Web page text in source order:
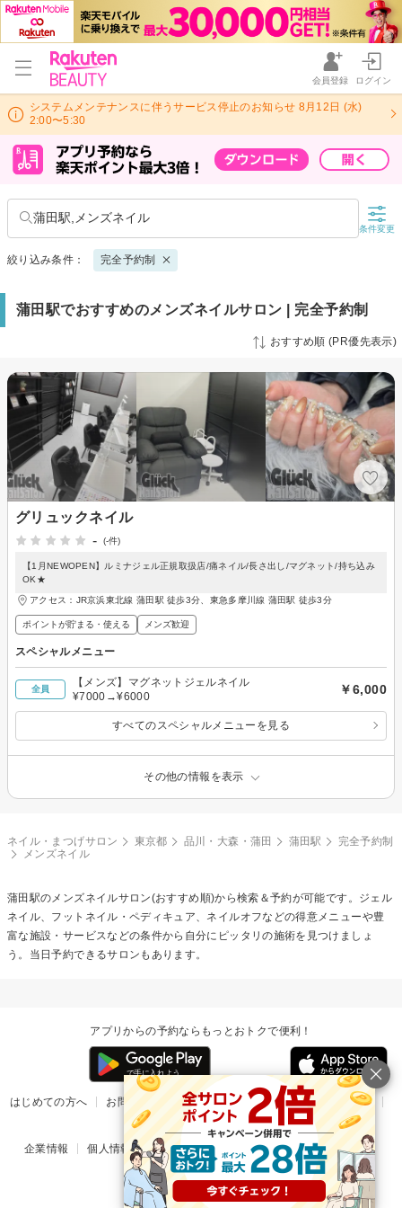
会員登録 ログイン
システムメンテナンスに伴うサービス停止のお知らせ 8月12日 (水)
2:00〜5:30
蒲田駅,メンズネイル
条件変更
絞り込み条件： 完全予約制
蒲田駅でおすすめのメンズネイルサロン | 完全予約制
おすすめ順 (PR優先表示)
グリュックネイル
-
(-件)
【1月NEWOPEN】ルミナジェル正規取扱店/痛ネイル/長さ出し/マグネット/持ち込み
OK★
アクセス：JR京浜東北線 蒲田駅 徒歩3分、東急多摩川線 蒲田駅 徒歩3分
ポイントが貯まる・使える メンズ歓迎
スペシャルメニュー
全員
【メンズ】マグネットジェルネイル
¥7000→¥6000
￥6,000
すべてのスペシャルメニューを見る
その他の情報を表示
ネイル・まつげサロン 東京都 品川・大森・蒲田 蒲田駅
完全予約制
メンズネイル
蒲田駅の メンズネイルサロン(おすすめ順)から検索＆予約が可能です。ジェル
ネイル、フットネイル・ペディキュア、ネイルオフなどの得意メニューや豊
富な施設・サービスなどの条件から自分にピッタリの施術を見つけましょ
う。当日予約できるサロンもあります。
アプリからの予約ならもっとおトクで便利！
はじめての方へ お問い合わせ ヘルプ リリース情報
利用規約
掲載ご希望のサロン様
企業情報 個人情報保護方針 楽天のサービス一覧 アプリ一覧
© Rakuten Group, Inc.